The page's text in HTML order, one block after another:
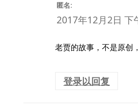
匿名:
2017年12月2日 下
老贾的故事，不是原创
登录以回复